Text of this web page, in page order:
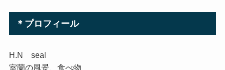
＊プロフィール
H.N seal
室蘭の風景、食べ物